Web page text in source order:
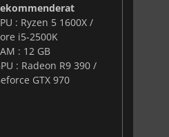
: Ryzen 5 1600X /
i5-2500K
: 12 GB
: Radeon R9 390 /
GTX 970